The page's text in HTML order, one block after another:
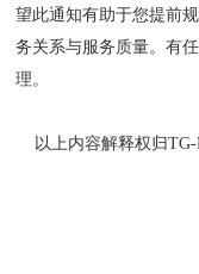
望此通知有助于您提前
务关系与服务质量。有
理。
以上内容解释权归TG-